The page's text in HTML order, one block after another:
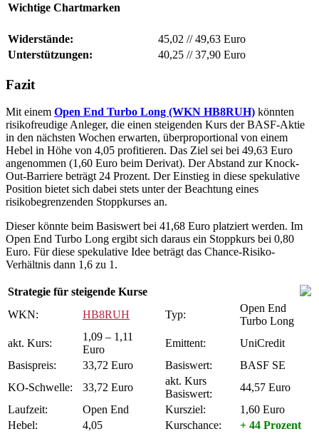
Wichtige Chartmarken
Widerstände: 45,02 //49,63 Euro
Unterstützungen:
40,25 //37,90 Euro
Fazit
Mit einem Open End Turbo Long (WKN HB8RUH) könnten
risikofreudige Anleger, die einen steigenden Kurs der BASF-Aktie
in den nächsten Wochen erwarten, überproportional von einem
Hebel in Höhe von 4,05 profitieren. Das Ziel sei bei 49,63 Euro
angenommen (1,60 Euro beim Derivat). Der Abstand zur Knock-
Out-Barriere beträgt 24 Prozent. Der Einstieg in diese spekulative
Position bietet sich dabei stets unter der Beachtung eines
risikobegrenzenden Stoppkurses an.
Dieser könnte beim Basiswert bei 41,68 Euro platziert werden. Im
Open End Turbo Long ergibt sich daraus ein Stoppkurs bei 0,80
Euro. Für diese spekulative Idee beträgt das Chance-Risiko-
Verhältnis dann 1,6 zu 1.
Strategie für steigende Kurse
WKN:
HB8RUH Typ:
Open End
Turbo Long
akt. Kurs:
1,09 – 1,11
Euro
Emittent:
UniCredit
Basispreis:
33,72 Euro Basiswert:
BASF SE
KO-Schwelle:
33,72 Euro
akt. Kurs
Basiswert:
44,57 Euro
Laufzeit:
Open End Kursziel:
1,60 Euro
Hebel:
4,05 Kurschance:
+ 44 Prozent